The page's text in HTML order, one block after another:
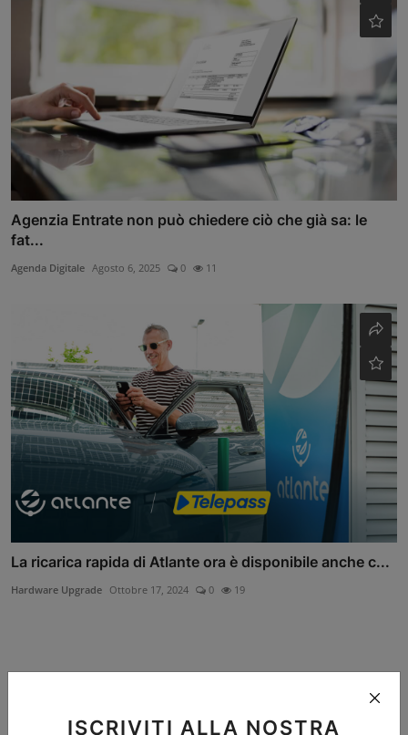
ISCRIVITI ALLA NOSTRA
Agenzia Entrate non può chiedere ciò che già sa: le
fat...
Agenda Digitale Agosto 6, 2025 0 11
La ricarica rapida di Atlante ora è disponibile anche c...
Hardware Upgrade Ottobre 17, 2024 0 19